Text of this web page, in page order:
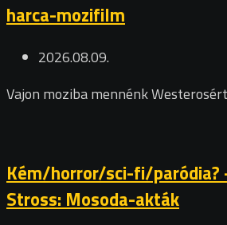
harca-mozifilm
2026.08.09.
Vajon moziba mennénk
Kém/horror/sci-fi/paródia?
Stross: Mosoda-akták